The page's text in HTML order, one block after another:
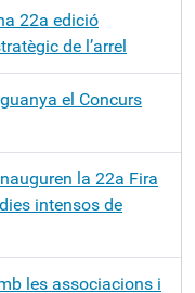
22a edició
de l’arrel
el Concurs
la 22a Fira
intensos de
les associacions i